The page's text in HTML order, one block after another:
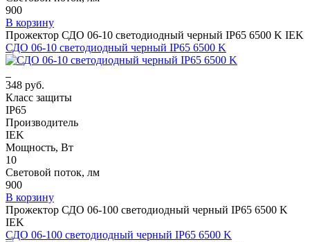
900
В корзину
Прожектор СДО 06-10 светодиодный черный IP65 6500 K IEK
СДО 06-10 светодиодный черный IP65 6500 K
348 руб.
Класс защиты
IP65
Производитель
IEK
Мощность, Вт
10
Световой поток, лм
900
В корзину
Прожектор СДО 06-100 светодиодный черный IP65 6500 K
IEK
СДО 06-100 светодиодный черный IP65 6500 K